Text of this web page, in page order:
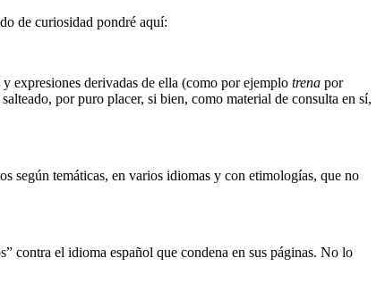
de curiosidad pondré aquí:
expresiones derivadas de ella (como por ejemplo trena por
por puro placer, si bien, como material de consulta en sí,
según temáticas, en varios idiomas y con etimologías, que no
contra el idioma español que condena en sus páginas. No lo